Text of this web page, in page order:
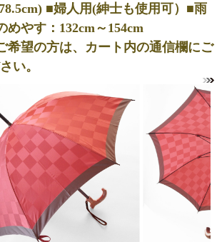
■婦人用(紳士も使用可）■雨
めやす：132cm～154cm
希望の方は、カート内の通信欄にご
い。